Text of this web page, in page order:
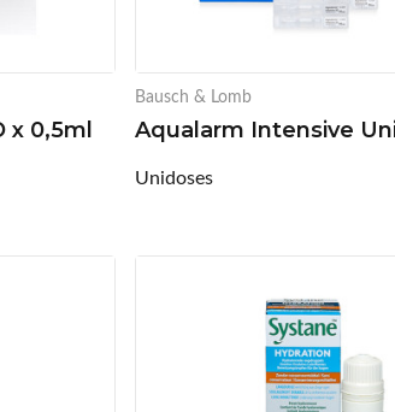
x 0,5ml
Bausch & Lomb
Aqualarm Intensive
Unidoses